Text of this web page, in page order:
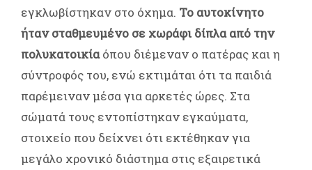
εγκλωβίστηκαν στο όχημα. Το αυτοκίνητο
ήταν σταθμευμένο σε χωράφι δίπλα από την
πολυκατοικίαόπου διέμεναν ο πατέρας και η
σύντροφός του, ενώ εκτιμάται ότι τα παιδιά
παρέμειναν μέσα για αρκετές ώρες. Στα
σώματά τους εντοπίστηκαν εγκαύματα,
στοιχείο που δείχνει ότι εκτέθηκαν για
μεγάλο χρονικό διάστημα στις εξαιρετικά